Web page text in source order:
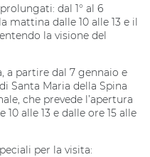
dal 1° al 6
mattina dalle 10 alle 13 e il
la visione del
a partire dal 7 gennaio e
Santa Maria della Spina
che prevede l’apertura
alle 13 e dalle ore 15 alle
per la visita: